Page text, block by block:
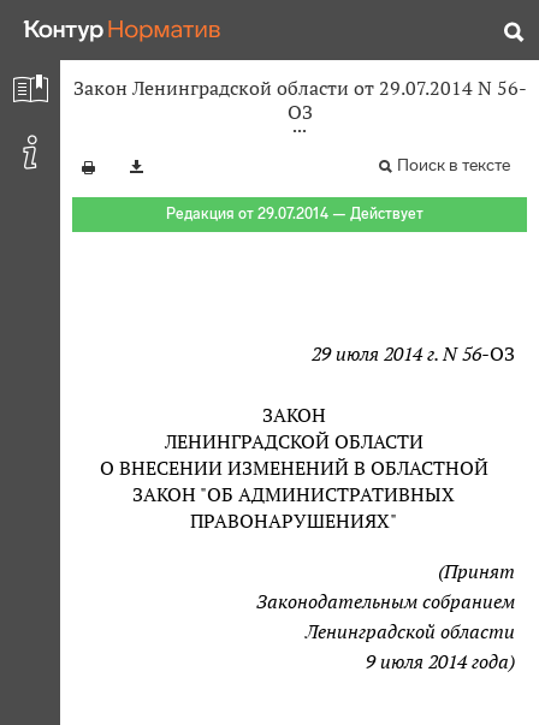
Закон Ленинградской области от 29.07.2014 N 56-
ОЗ
Поиск в тексте
Редакция от 29.07.2014 — Действует
29 июля 2014 г. N 56-ОЗ
ЗАКОН
ЛЕНИНГРАДСКОЙ ОБЛАСТИ
О ВНЕСЕНИИ ИЗМЕНЕНИЙ В ОБЛАСТНОЙ
ЗАКОН "ОБ АДМИНИСТРАТИВНЫХ
ПРАВОНАРУШЕНИЯХ"
(Принят
Законодательным собранием
Ленинградской области
9 июля 2014 года)